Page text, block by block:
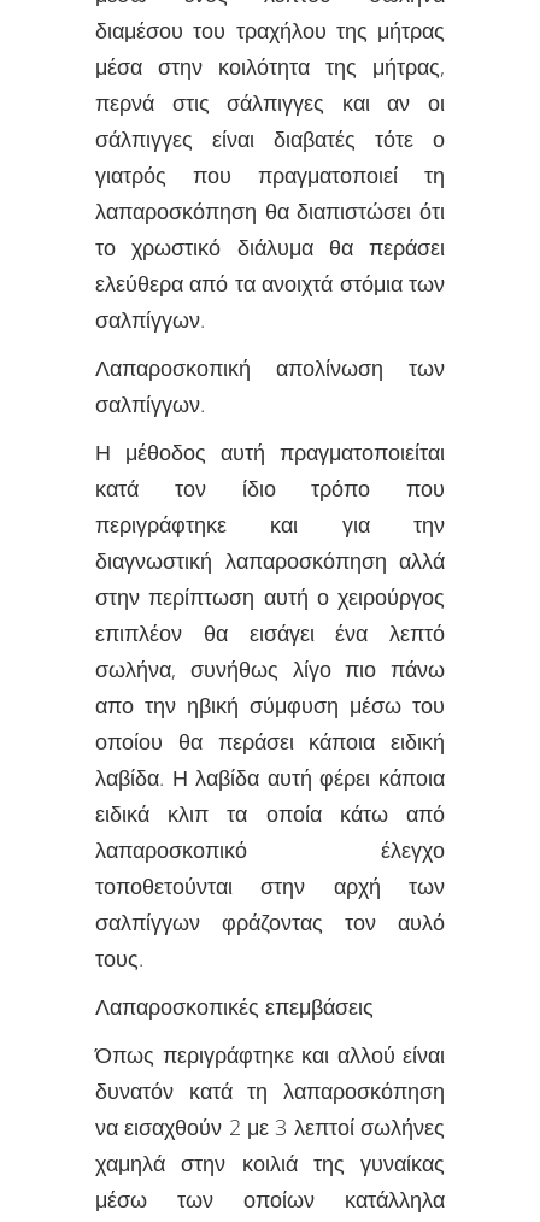
διαμέσου του τραχήλου της μήτρας
μέσα στην κοιλότητα της μήτρας,
περνά στις σάλπιγγες και αν οι
σάλπιγγες είναι διαβατές τότε ο
γιατρός που πραγματοποιεί τη
λαπαροσκόπηση θα διαπιστώσει ότι
το χρωστικό διάλυμα θα περάσει
ελεύθερα από τα ανοιχτά στόμια των
σαλπίγγων.
Λαπαροσκοπική απολίνωση των
σαλπίγγων.
Η μέθοδος αυτή πραγματοποιείται
κατά τον ίδιο τρόπο που
περιγράφτηκε και για την
διαγνωστική λαπαροσκόπηση αλλά
στην περίπτωση αυτή ο χειρούργος
επιπλέον θα εισάγει ένα λεπτό
σωλήνα, συνήθως λίγο πιο πάνω
απο την ηβική σύμφυση μέσω του
οποίου θα περάσει κάποια ειδική
λαβίδα. Η λαβίδα αυτή φέρει κάποια
ειδικά κλιπ τα οποία κάτω από
λαπαροσκοπικό έλεγχο
τοποθετούνται στην αρχή των
σαλπίγγων φράζοντας τον αυλό
τους.
Λαπαροσκοπικές επεμβάσεις
Όπως περιγράφτηκε και αλλού είναι
δυνατόν κατά τη λαπαροσκόπηση
να εισαχθούν 2 με 3 λεπτοί σωλήνες
χαμηλά στην κοιλιά της γυναίκας
μέσω των οποίων κατάλληλα